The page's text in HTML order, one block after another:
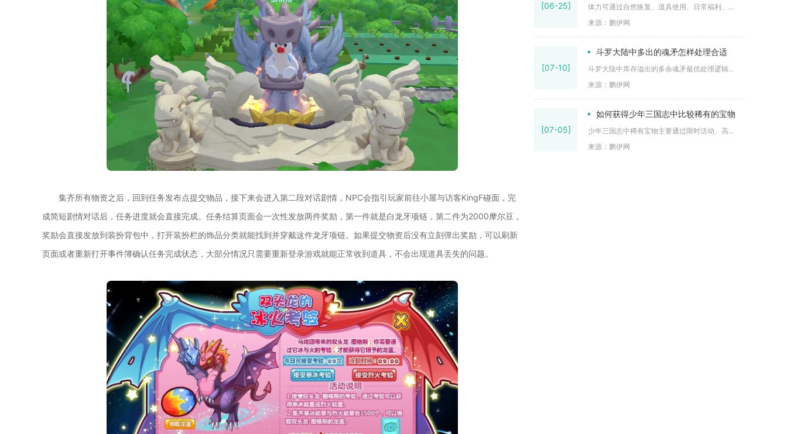
集齐所有物资之后，回到任务发布点提交物品，接下来会进入第二段对话剧情，NPC会指引玩家前往小屋与访客KingF碰面，完
成简短剧情对话后，任务进度就会直接完成。任务结算页面会一次性发放两件奖励，第一件就是白龙牙项链，第二件为2000摩尔豆，
奖励会直接发放到装扮背包中，打开装扮栏的饰品分类就能找到并穿戴这件龙牙项链。如果提交物资后没有立刻弹出奖励，可以刷新
页面或者重新打开事件簿确认任务完成状态，大部分情况只需要重新登录游戏就能正常收到道具，不会出现道具丢失的问题。
[06-25]
体力可通过自然恢复、道具使用、日常福利、...
来源：鹏伊网
[07-10]
斗罗大陆中多出的魂矛怎样处理合适
斗罗大陆中库存溢出的多余魂矛最优处理逻辑...
来源：鹏伊网
[07-05]
如何获得少年三国志中比较稀有的宝物
少年三国志中稀有宝物主要通过限时活动、高...
来源：鹏伊网